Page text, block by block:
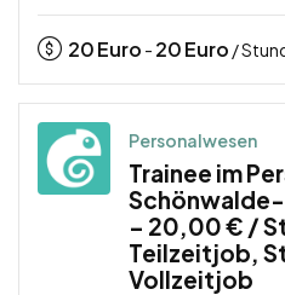
20Euro - 20Euro /
Personalwesen
Trainee im
– 20,00 € /
Teilzeitjob,
Vollzeitjob